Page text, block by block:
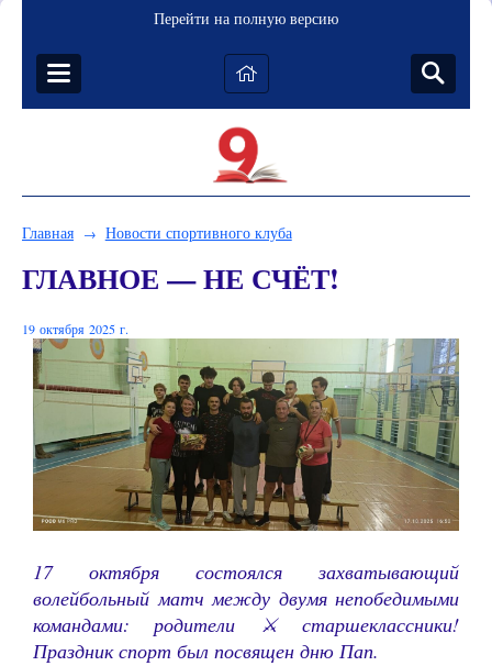
Перейти на полную версию
Главная → Новости спортивного клуба
ГЛАВНОЕ — НЕ СЧЁТ!
19 октября 2025 г.
17 октября состоялся захватывающий
волейбольный матч между двумя непобедимыми
командами: родители ⚔️ старшеклассники!
Праздник спорт был посвящен дню Пап.